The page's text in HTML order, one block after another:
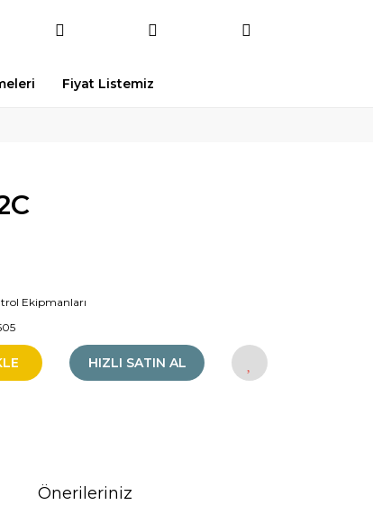
Fiyat Listemiz
Ekipmanları
HIZLI SATIN AL
Önerileriniz